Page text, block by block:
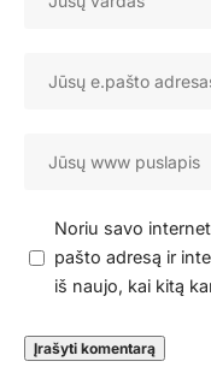
Noriu savo
pašto adresą ir
iš naujo, kai kitą